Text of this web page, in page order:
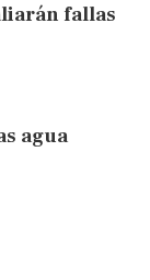
fallas
agua